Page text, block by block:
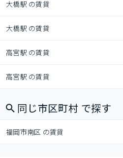
大橋駅 の賃貸
大橋駅 の賃貸
高宮駅 の賃貸
高宮駅 の賃貸
同じ市区町村 で探す
福岡市南区 の賃貸